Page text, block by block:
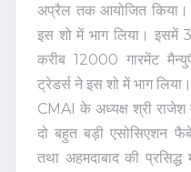
अप्रैल तक आयोजित किया।
इस शो में भाग लिया। इसमें
करीब 12000 गारमेंट
ट्रेडर्स ने इस शो में भाग लिया।
CMAI के अध्यक्ष श्री
दो बहुत बड़ी एसोसिएशन
तथा अहमदाबाद की